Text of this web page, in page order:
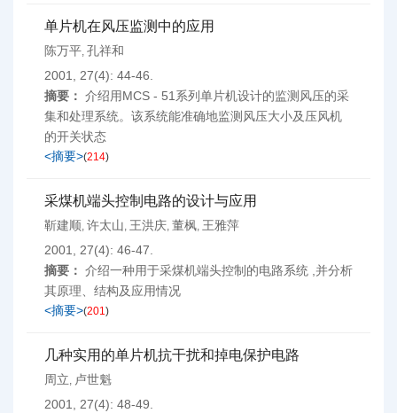
单片机在风压监测中的应用
陈万平, 孔祥和
2001, 27(4): 44-46.
摘要： 介绍用MCS - 51系列单片机设计的监测风压的采
集和处理系统。该系统能准确地监测风压大小及压风机
的开关状态
<摘要>(214)
采煤机端头控制电路的设计与应用
靳建顺, 许太山, 王洪庆, 董枫, 王雅萍
2001, 27(4): 46-47.
摘要： 介绍一种用于采煤机端头控制的电路系统 ,并分析
其原理、结构及应用情况
<摘要>(201)
几种实用的单片机抗干扰和掉电保护电路
周立, 卢世魁
2001, 27(4): 48-49.